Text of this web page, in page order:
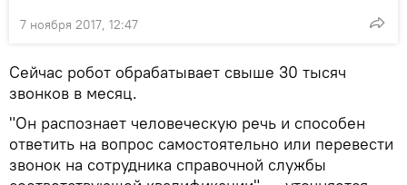
7 ноября 2017, 12:47
Сейчас робот обрабатывает свыше 30 тысяч
звонков в месяц.
"Он распознает человеческую речь и способен
ответить на вопрос самостоятельно или перевести
звонок на сотрудника справочной службы